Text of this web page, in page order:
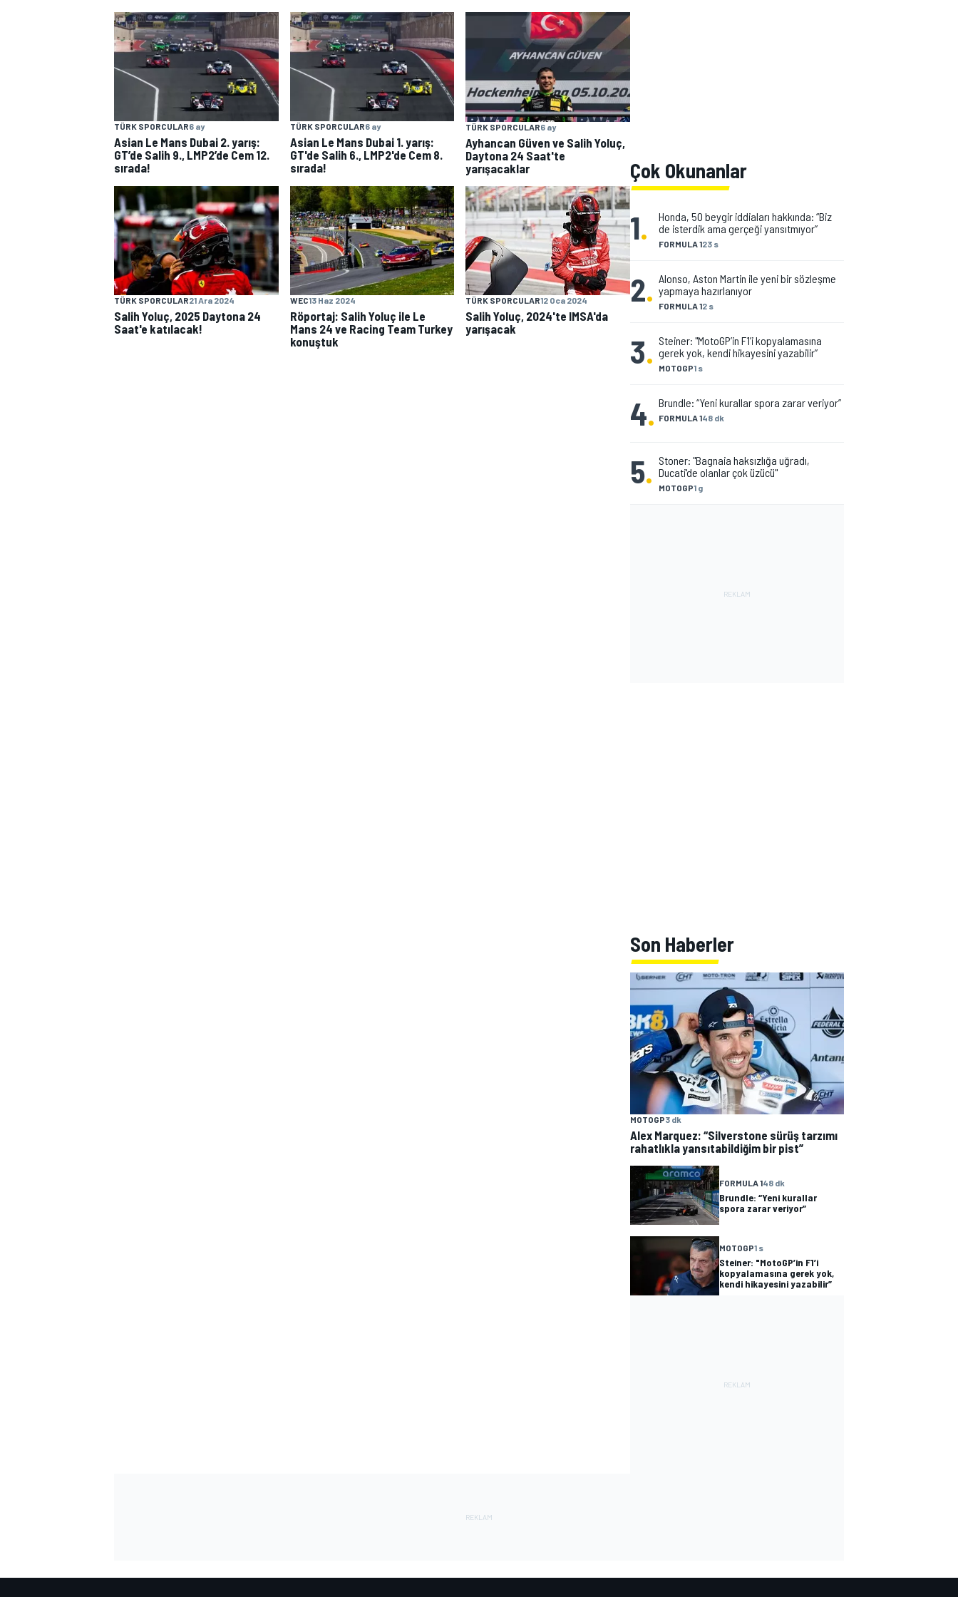
WRC
TÜRK SPORCULAR6 ay
Asian Le Mans Dubai 2. yarış:
GT’de Salih 9., LMP2’de Cem 12.
sırada!
TÜRK SPORCULAR6 ay
Asian Le Mans Dubai 1. yarış:
GT'de Salih 6., LMP2'de Cem 8.
sırada!
TÜRK SPORCULAR6 ay
Ayhancan Güven ve Salih Yoluç,
Daytona 24 Saat'te
yarışacaklar
TÜRK SPORCULAR21 Ara 2024
Salih Yoluç, 2025 Daytona 24
Saat'e katılacak!
WEC13 Haz 2024
Röportaj: Salih Yoluç ile Le
Mans 24 ve Racing Team Turkey
konuştuk
TÜRK SPORCULAR12 Oca 2024
Salih Yoluç, 2024'te IMSA'da
yarışacak
Çok Okunanlar
1. FORMULA 123 s
Honda, 50 beygir iddiaları hakkında: “Biz
de isterdik ama gerçeği yansıtmıyor”
2. FORMULA 12 s
Alonso, Aston Martin ile yeni bir sözleşme
yapmaya hazırlanıyor
3. MOTOGP1 s
Steiner: "MotoGP’in F1’i kopyalamasına
gerek yok, kendi hikayesini yazabilir”
4. FORMULA 148 dk
Brundle: “Yeni kurallar spora zarar veriyor”
5. MOTOGP1 g
Stoner: "Bagnaia haksızlığa uğradı,
Ducati'de olanlar çok üzücü"
Son Haberler
MOTOGP3 dk
Alex Marquez: “Silverstone sürüş tarzımı
rahatlıkla yansıtabildiğim bir pist”
FORMULA 148 dk
Brundle: “Yeni kurallar
spora zarar veriyor”
MOTOGP1 s
Steiner: "MotoGP’in F1’i
kopyalamasına gerek yok,
kendi hikayesini yazabilir”